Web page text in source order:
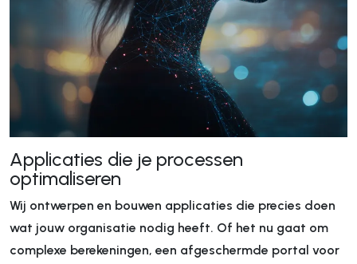
Applicaties die je processen
optimaliseren
Wij ontwerpen en bouwen applicaties die precies doen
wat jouw organisatie nodig heeft. Of het nu gaat om
complexe berekeningen, een afgeschermde portal voor